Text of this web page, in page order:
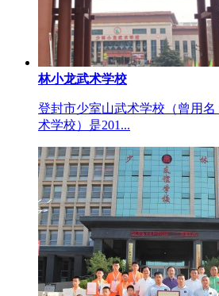
林小龙武术学校
登封市少室山武术学校（曾用
术学校）是201...